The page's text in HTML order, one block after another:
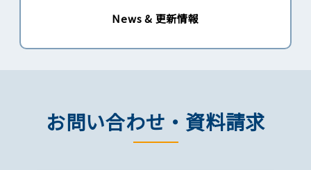
News & 更新情報
お問い合わせ・資料請求